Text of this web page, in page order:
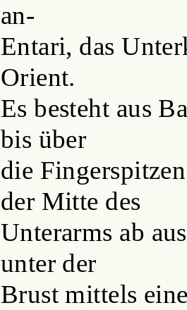
an-
Entari, das
Orient.
Es besteht aus
bis über
die
der Mitte des
Unterarms ab
unter der
Brust mittels